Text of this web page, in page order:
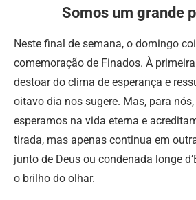
Somos um grande
Neste final de semana, o domingo
comemoração de Finados. À
destoar do clima de esperança e
oitavo dia nos sugere. Mas, para
esperamos na vida eterna e
tirada, mas apenas continua em
junto de Deus ou condenada longe
o brilho do olhar.